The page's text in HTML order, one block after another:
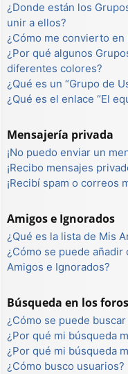
¿Donde están los
unir a ellos?
¿Cómo me convierto en
¿Por qué algunos
diferentes colores?
¿Qué es un “Grupo de
¿Qué es el enlace “El
Mensajería privada
¡No puedo enviar un
¡Recibo mensajes
¡Recibí spam o correos
Amigos e Ignorados
¿Qué es la lista de Mis
¿Cómo se puede
Amigos e Ignorados?
Búsqueda en los foros
¿Cómo se puede
¿Por qué mi búsqueda
¿Por qué mi búsqueda
¿Cómo busco usuarios?